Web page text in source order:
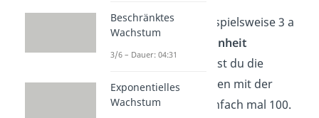
Sagen wir, du willst beispielsweise 3 a
nächstkleinere Einheit
umrechnen. Dazu kannst du die
Quadratmeter berechnen mit der
Tabelle. Du rechnest einfach mal 100.
Beschränktes
Wachstum
3/6 – Dauer: 04:31
Exponentielles
Wachstum